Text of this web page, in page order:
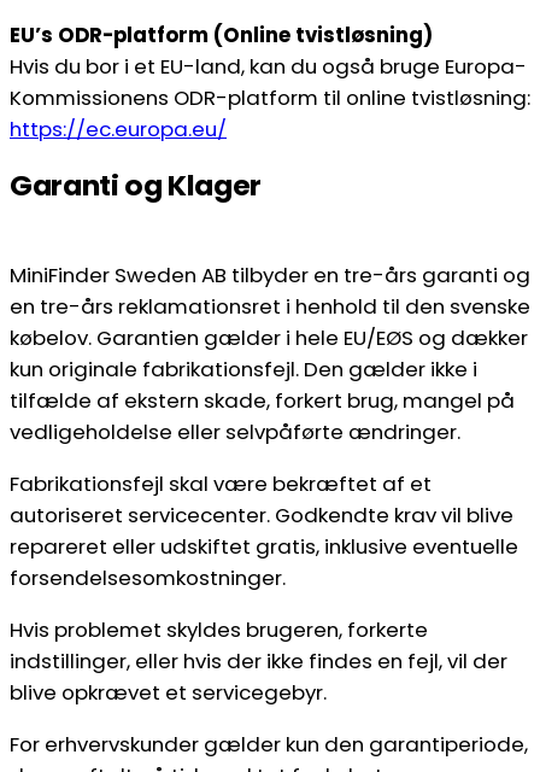
EU’s ODR-platform (Online tvistløsning)
Hvis du bor i et EU-land, kan du også bruge Europa-
Kommissionens ODR-platform til online tvistløsning:
https://ec.europa.eu/
Garanti og Klager
MiniFinder Sweden AB tilbyder en tre-års garanti og
en tre-års reklamationsret i henhold til den svenske
købelov. Garantien gælder i hele EU/EØS og dækker
kun originale fabrikationsfejl. Den gælder ikke i
tilfælde af ekstern skade, forkert brug, mangel på
vedligeholdelse eller selvpåførte ændringer.
Fabrikationsfejl skal være bekræftet af et
autoriseret servicecenter. Godkendte krav vil blive
repareret eller udskiftet gratis, inklusive eventuelle
forsendelsesomkostninger.
Hvis problemet skyldes brugeren, forkerte
indstillinger, eller hvis der ikke findes en fejl, vil der
blive opkrævet et servicegebyr.
For erhvervskunder gælder kun den garantiperiode,